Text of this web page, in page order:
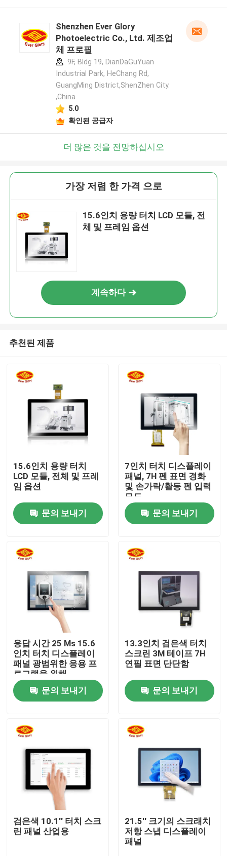
홈
제품 소개
회사 소개
공장 투어
품질 관리
연락처
뉴스
견적 요청
Shenzhen Ever Glory
Photoelectric Co., Ltd. 제조업
체 프로필
9F, Bldg 19, DianDaGuYuan
Industrial Park, HeChang Rd,
GuangMing District,ShenZhen City.
,China
5.0
확인된 공급자
더 많은 것을 전망하십시오
가장 저렴 한 가격 으로
15.6인치 용량 터치 LCD 모듈, 전
체 및 프레임 옵션
계속하다
추천된 제품
15.6인치 용량 터치
LCD 모듈, 전체 및 프레
임 옵션
문의 보내기
7인치 터치 디스플레이
패널, 7H 펜 표면 경화
및 손가락/활동 펜 입력
모드
문의 보내기
응답 시간 25 Ms 15.6
인치 터치 디스플레이
패널 광범위한 응용 프
로그램을 위해
문의 보내기
13.3인치 검은색 터치
스크린 3M 테이프 7H
연필 표면 단단함
문의 보내기
검은색 10.1'' 터치 스크
린 패널 산업용
21.5'' 크기의 스크래치
저항 스냅 디스플레이
패널